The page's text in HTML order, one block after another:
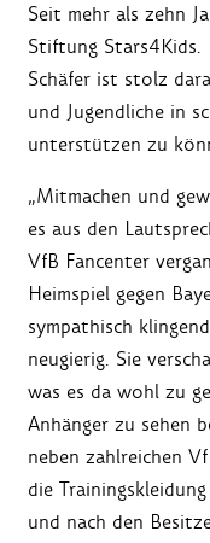
Seit mehr als zehn
Stiftung Stars4Kids.
Schäfer ist stolz
und Jugendliche in
unterstützen zu
„Mitmachen und
es aus den
VfB Fancenter
Heimspiel gegen
sympathisch
neugierig. Sie
was es da wohl zu
Anhänger zu sehen
neben zahlreichen
die
und nach den